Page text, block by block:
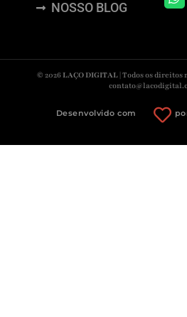
NOSSO BLOG
© 2026 LAÇO DIGITAL | Todos os direitos
Desenvolvido com